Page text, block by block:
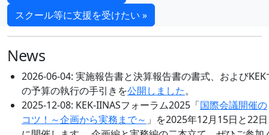
スクール等に支援を受けたい »
News
2026-06-04: 実施報告書と決算報告書の書式、およびKEK
の予算の執行の手引きを公開しました。
2025-12-08: KEK-IINASフォーラム2025「国際会議開催の
コツ！～企画から実務まで～ 」を2025年12月15日と22日